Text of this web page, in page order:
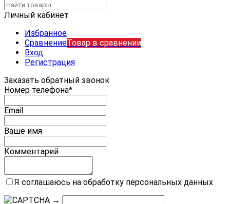
Личный кабинет
Избранное
СравнениеТовар в сравнении
Вход
Регистрация
Заказать обратный звонок
Номер телефона*
Email
Ваше имя
Комментарий
Я соглашаюсь на обработку персональных данных
→